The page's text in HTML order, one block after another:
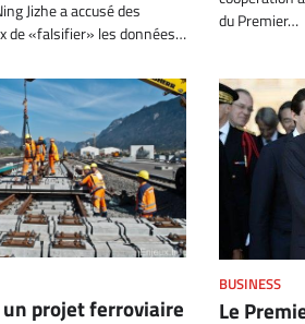
Jizhe a accusé des
de «falsifier» les données…
du Premier…
un projet ferroviaire
BUSINESS
Le